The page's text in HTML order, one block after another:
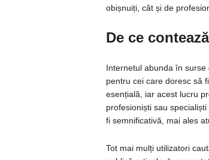
obișnuiți, cât și de
De ce
Internetul abunda în
pentru cei care doresc să
esențială, iar acest lucru
profesioniști sau
fi semnificativă, mai ales
Tot mai mulți utilizatori